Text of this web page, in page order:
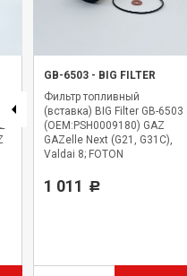
GB-6503 - BIG FILTER
Фильтр топливный
(вставка) BIG Filter GB-6503
(ОЕМ:PSH0009180) GAZ
GAZelle Next (G21, G31C),
Valdai 8; FOTON
1 011 Р